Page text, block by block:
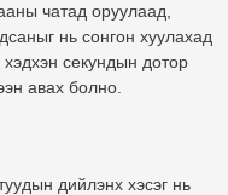
чатад оруулаад
нь сонгон хуулахад
хэдхэн секундын дотор
авах болно.
дийлэнх хэсэг нь